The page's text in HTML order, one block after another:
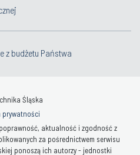
z budżetu Państwa
Śląska
prywatności
aktualność i zgodność z
za pośrednictwem serwisu
ponoszą ich autorzy - jednostki